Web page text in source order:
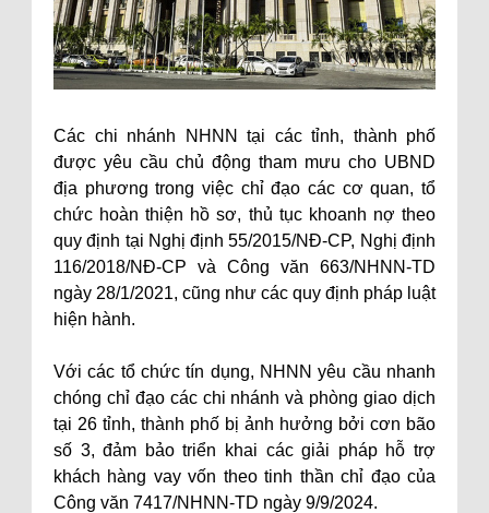
Các chi nhánh NHNN tại các tỉnh, thành phố
được yêu cầu chủ động tham mưu cho UBND
địa phương trong việc chỉ đạo các cơ quan, tổ
chức hoàn thiện hồ sơ, thủ tục khoanh nợ theo
quy định tại Nghị định 55/2015/NĐ-CP, Nghị định
116/2018/NĐ-CP và Công văn 663/NHNN-TD
ngày 28/1/2021, cũng như các quy định pháp luật
hiện hành.
Với các tổ chức tín dụng, NHNN yêu cầu nhanh
chóng chỉ đạo các chi nhánh và phòng giao dịch
tại 26 tỉnh, thành phố bị ảnh hưởng bởi cơn bão
số 3, đảm bảo triển khai các giải pháp hỗ trợ
khách hàng vay vốn theo tinh thần chỉ đạo của
Công văn 7417/NHNN-TD ngày 9/9/2024.